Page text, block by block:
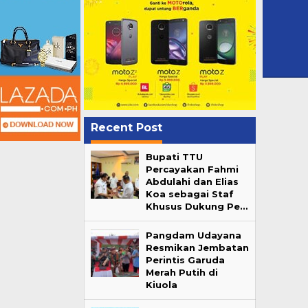
Recent Post
Bupati TTU
Percayakan Fahmi
Abdulahi dan Elias
Koa sebagai Staf
Khusus Dukung Pe…
Pangdam Udayana
Resmikan Jembatan
Perintis Garuda
Merah Putih di
Kiuola